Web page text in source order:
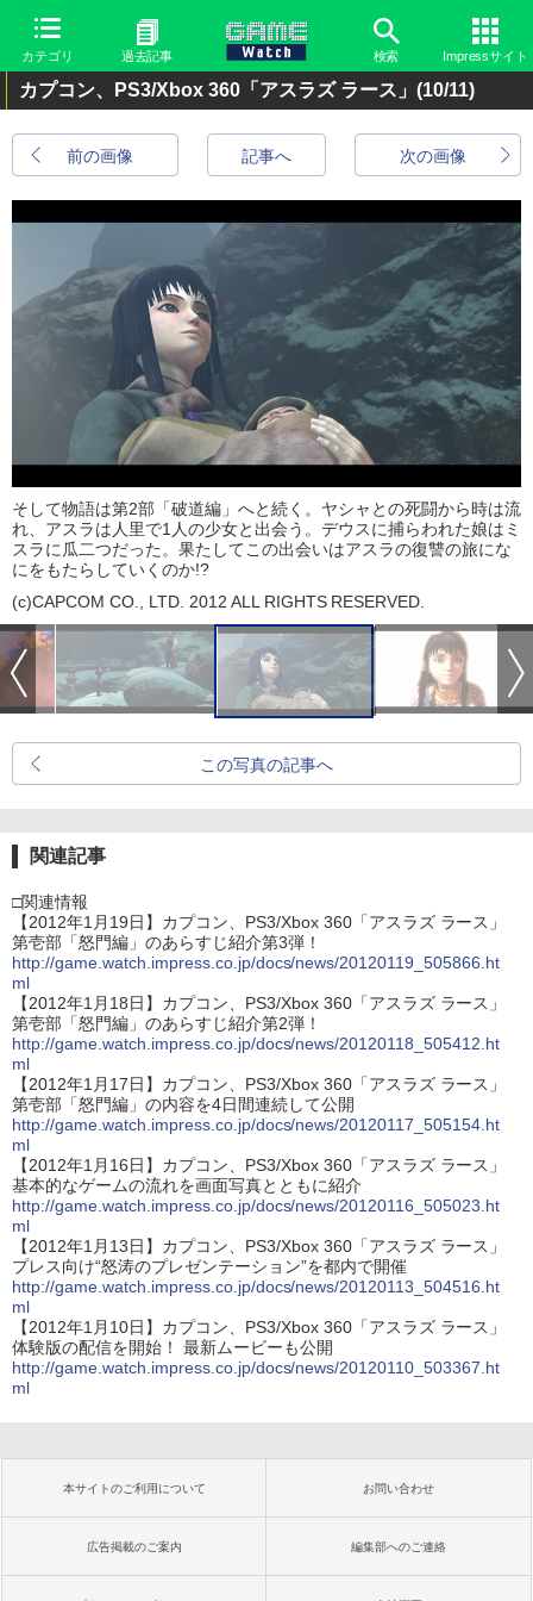
カテゴリ 過去記事 検索 Impressサイト
カプコン、PS3/Xbox 360「アスラズ ラース」 (10/11)
前の画像 次の画像
記事へ
そして物語は第2部「破道編」へと続く。ヤシャとの死闘から時は流
れ、アスラは人里で1人の少女と出会う。デウスに捕らわれた娘はミ
スラに瓜二つだった。果たしてこの出会いはアスラの復讐の旅にな
にをもたらしていくのか!?
(c)CAPCOM CO., LTD. 2012 ALL RIGHTS RESERVED.
この写真の記事へ
関連記事
□関連情報
【2012年1月19日】カプコン、PS3/Xbox 360「アスラズ ラース」
第壱部「怒門編」のあらすじ紹介第3弾！
http://game.watch.impress.co.jp/docs/news/20120119_505866.ht
ml
【2012年1月18日】カプコン、PS3/Xbox 360「アスラズ ラース」
第壱部「怒門編」のあらすじ紹介第2弾！
http://game.watch.impress.co.jp/docs/news/20120118_505412.ht
ml
【2012年1月17日】カプコン、PS3/Xbox 360「アスラズ ラース」
第壱部「怒門編」の内容を4日間連続して公開
http://game.watch.impress.co.jp/docs/news/20120117_505154.ht
ml
【2012年1月16日】カプコン、PS3/Xbox 360「アスラズ ラース」
基本的なゲームの流れを画面写真とともに紹介
http://game.watch.impress.co.jp/docs/news/20120116_505023.ht
ml
【2012年1月13日】カプコン、PS3/Xbox 360「アスラズ ラース」
プレス向け“怒涛のプレゼンテーション”を都内で開催
http://game.watch.impress.co.jp/docs/news/20120113_504516.ht
ml
【2012年1月10日】カプコン、PS3/Xbox 360「アスラズ ラース」
体験版の配信を開始！ 最新ムービーも公開
http://game.watch.impress.co.jp/docs/news/20120110_503367.ht
ml
本サイトのご利用について お問い合わせ
広告掲載のご案内 編集部へのご連絡